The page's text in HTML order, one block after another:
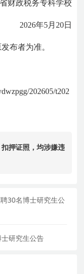
财政税务专科学校
2026年5月20日
布者为准。
202605/t202
押证照，均涉嫌违
30名博士研究生公
研究生公告